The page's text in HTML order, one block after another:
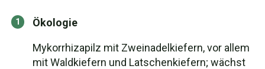
Ökologie
Mykorrhizapilz mit Zweinadelkiefern, vor allem
mit Waldkiefern und Latschenkiefern; wächst